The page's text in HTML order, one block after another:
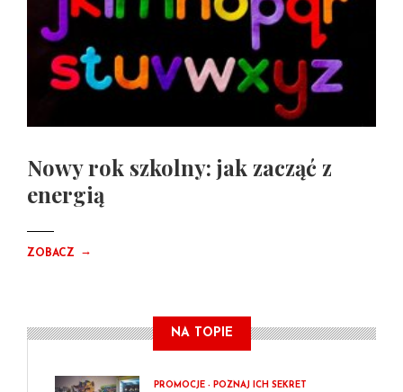
Nowy rok szkolny: jak zacząć z
energią
ZOBACZ →
NA TOPIE
PROMOCJE - POZNAJ ICH SEKRET